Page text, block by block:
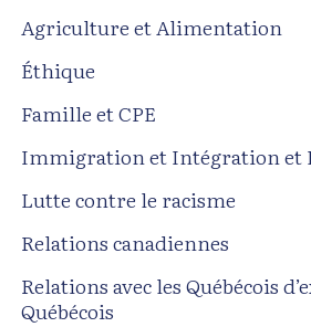
Agriculture et Alimentation
Éthique
Famille et CPE
Immigration et Intégration et
Lutte contre le racisme
Relations canadiennes
Relations avec les Québécois
Québécois